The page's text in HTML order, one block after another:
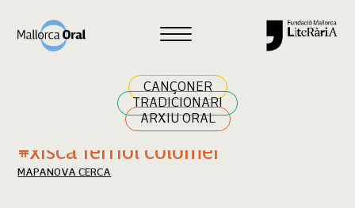
CANÇONER
TRADICIONARI
ARXIU ORAL
Cercar
Resultats cerca
#xisca ferriol colomer
MAPA NOVA CERCA